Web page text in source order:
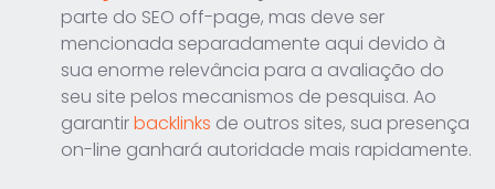
parte do SEO off-page, mas deve ser
mencionada separadamente aqui devido à
sua enorme relevância para a avaliação do
seu site pelos mecanismos de pesquisa. Ao
garantirbacklinks de outros sites, sua presença
on-line ganhará autoridade mais rapidamente.